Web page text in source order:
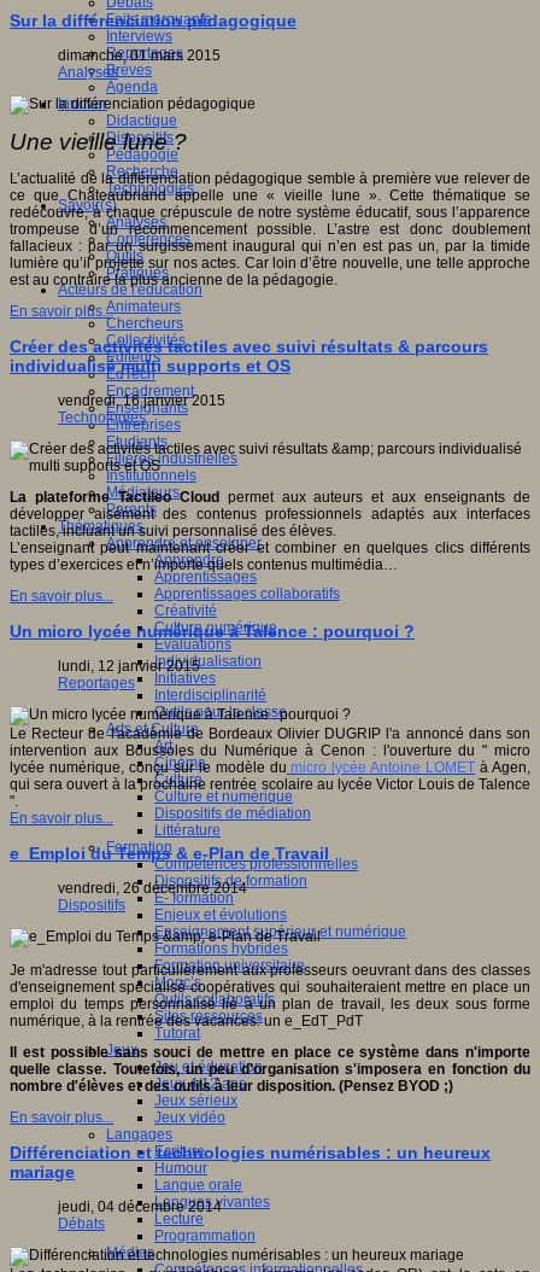
Faits marquants
Interviews
Reportages
Brèves
Agenda
Innover
Didactique
Dispositifs
Pédagogie
Recherche
Technologies
Savoir(s)
Analyses
Conférences
Outils
Pratiques
Acteurs de l'éducation
Animateurs
Chercheurs
Collectivités
Editeurs
EdTech
Encadrement
Enseignants
Entreprises
Etudiants
Filières industrielles
Institutionnels
Médiateurs
Parents
Thématiques
Apprendre et enseigner
Apprendre
Apprentissages
Apprentissages collaboratifs
Créativité
Culture numérique
Evaluations
Individualisation
Initiatives
Interdisciplinarité
Outils pour la classe
Arts et Culture
Art
Cinéma
Culture
Culture et numérique
Dispositifs de médiation
Littérature
Formation
Compétences professionnelles
Dispositifs de formation
E- formation
Enjeux et évolutions
Enseignement supérieur et numérique
Formations hybrides
Formation universitaire
Mooc’s
Outils collaboratifs
Sites ressources
Tutorat
Jeux
Jeu et éducation
Jeux 4/12 ans
Jeux sérieux
Jeux vidéo
Langages
Ecriture
Humour
Langue orale
Langues vivantes
Lecture
Programmation
Médias
Sur la différenciation pédagogique
dimanche, 01 mars 2015
Analyses
Une vieille lune ?
L’actualité de la différenciation pédagogique semble à première vue relever de
ce que Chateaubriand appelle une « vieille lune ». Cette thématique se
redécouvre, à chaque crépuscule de notre système éducatif, sous l’apparence
trompeuse d’un recommencement possible. L’astre est donc doublement
fallacieux : par un surgissement inaugural qui n’en est pas un, par la timide
lumière qu’il projette sur nos actes. Car loin d’être nouvelle, une telle approche
est au contraire la plus ancienne de la pédagogie.
En savoir plus...
Créer des activités tactiles avec suivi résultats & parcours
individualisé multi supports et OS
vendredi, 16 janvier 2015
Technologies
La plateforme Tactileo Cloud
permet aux auteurs et aux enseignants de
développer aisément des contenus professionnels adaptés aux interfaces
tactiles, incluant un suivi personnalisé des élèves.
L’enseignant peut maintenant créer et combiner en quelques clics différents
types d’exercices et n’importe quels contenus multimédia…
En savoir plus...
Un micro lycée numérique à Talence : pourquoi ?
lundi, 12 janvier 2015
Reportages
Le Recteur de l'académie de Bordeaux Olivier DUGRIP l'a annoncé dans son
intervention aux Boussoles du Numérique à Cenon : l'ouverture du " micro
lycée numérique, conçu sur le modèle du micro lycée Antoine LOMET à Agen,
qui sera ouvert à la prochaine rentrée scolaire au lycée Victor Louis de Talence
".
En savoir plus...
e_Emploi du Temps & e-Plan de Travail
vendredi, 26 décembre 2014
Dispositifs
Je m'adresse tout particulièrement aux professeurs oeuvrant dans des classes
d'enseignement spécialisé coopératives qui souhaiteraient mettre en place un
emploi du temps personnalisé lié à un plan de travail, les deux sous forme
numérique, à la rentrée des vacances: un e_EdT_PdT
Il est possible sans souci de mettre en place ce système dans n'importe
quelle classe. Toutefois, un peu d'organisation s'imposera en fonction du
nombre d'élèves et des outils à leur disposition. (Pensez BYOD ;)
En savoir plus...
Différenciation et technologies numérisables : un heureux
mariage
jeudi, 04 décembre 2014
Débats